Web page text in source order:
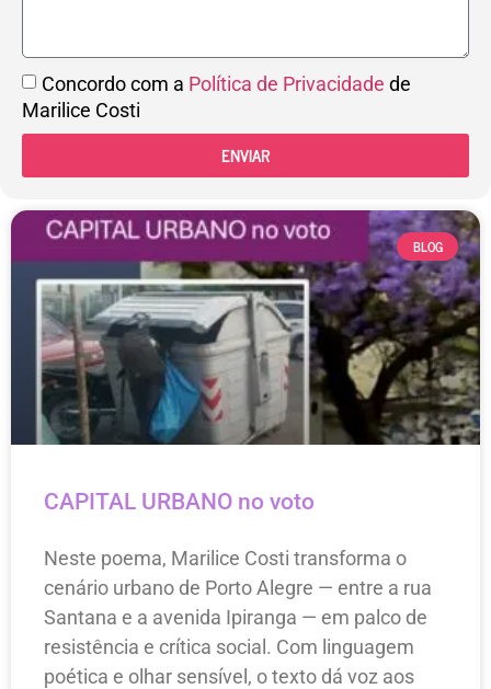
Concordo com a Política de Privacidade de
Marilice Costi
ENVIAR
BLOG
CAPITAL URBANO no voto
Neste poema, Marilice Costi transforma o
cenário urbano de Porto Alegre — entre a rua
Santana e a avenida Ipiranga — em palco de
resistência e crítica social. Com linguagem
poética e olhar sensível, o texto dá voz aos